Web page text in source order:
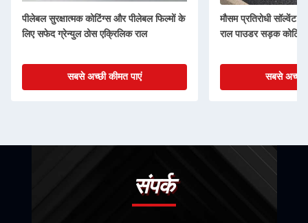
पीलेबल सुरक्षात्मक कोटिंग्स और पीलेबल फिल्मों के
लिए सफेद ग्रेन्युल ठोस एक्रिलिक राल
सबसे अच्छी कीमत पाएं
मौसम प्रतिरोधी सॉल्वेंट
राल पाउडर सड़क कोटिंग
सबसे अच्छी
संपर्क